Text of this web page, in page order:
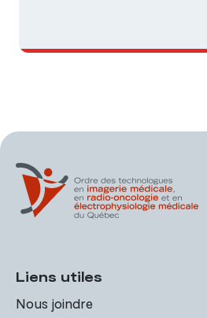
Liens utiles
Nous joindre